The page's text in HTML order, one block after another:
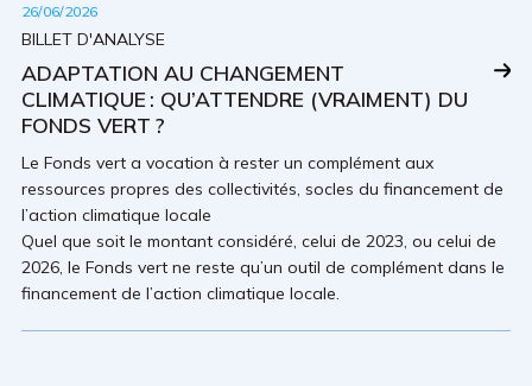
26/06/2026
BILLET D'ANALYSE
ADAPTATION AU CHANGEMENT
CLIMATIQUE : QU’ATTENDRE (VRAIMENT) DU
FONDS VERT ?
Le Fonds vert a vocation à rester un complément aux
ressources propres des collectivités, socles du financement de
l’action climatique locale
Quel que soit le montant considéré, celui de 2023, ou celui de
2026, le Fonds vert ne reste qu’un outil de complément dans le
financement de l’action climatique locale.